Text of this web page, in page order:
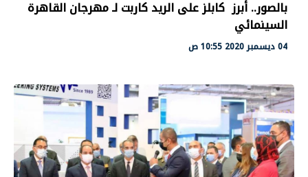
بالصور.. أبرز كابلز على الريد كاربت لـ مهرجان القاهرة
السينمائي
04 ديسمبر 2020 10:55 ص